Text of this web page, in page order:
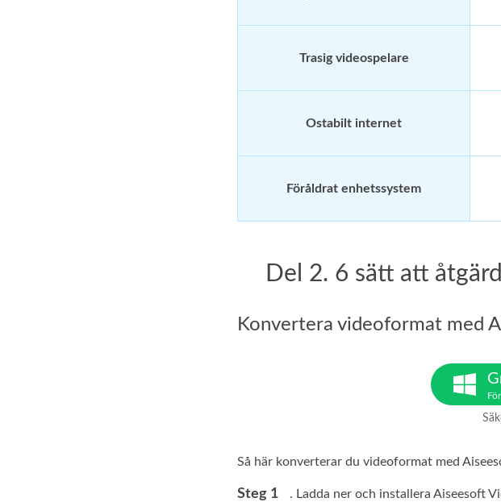
Trasig videospelare
Ostabilt internet
Föråldrat enhetssystem
Del 2. 6 sätt att
Konvertera videoformat med
Så här konverterar du videoformat med
Steg 1 . Ladda ner och installera Aiseesoft